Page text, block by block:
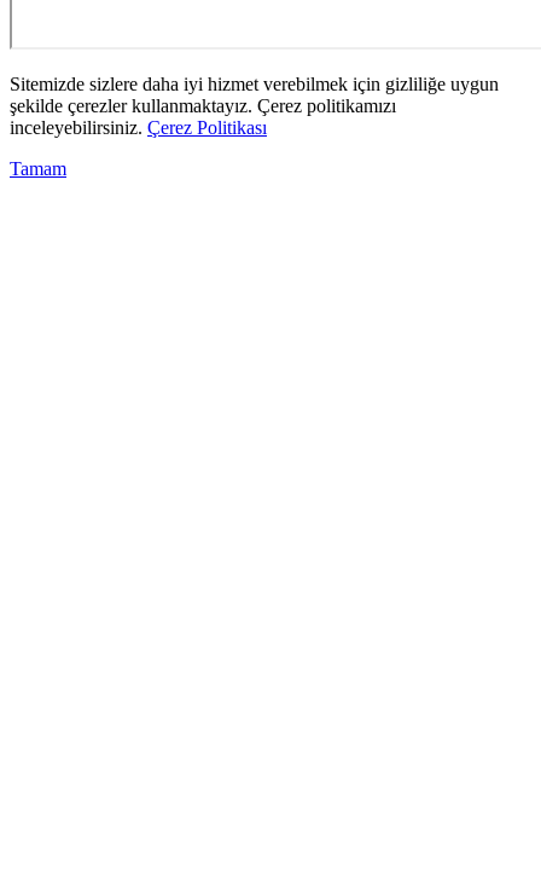
Sitemizde sizlere daha iyi hizmet verebilmek için gizliliğe uygun
şekilde çerezler kullanmaktayız. Çerez politikamızı
inceleyebilirsiniz. Çerez Politikası
Tamam